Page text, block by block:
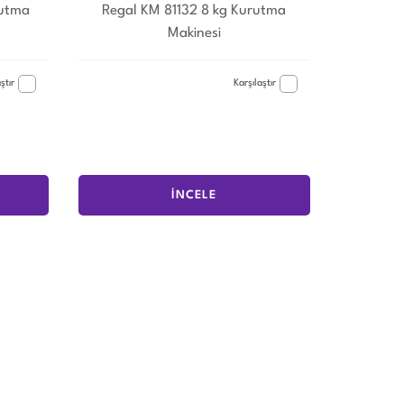
Regal KM 81132 8 kg Kurutma
Makinesi
Karşılaştır
İNCELE